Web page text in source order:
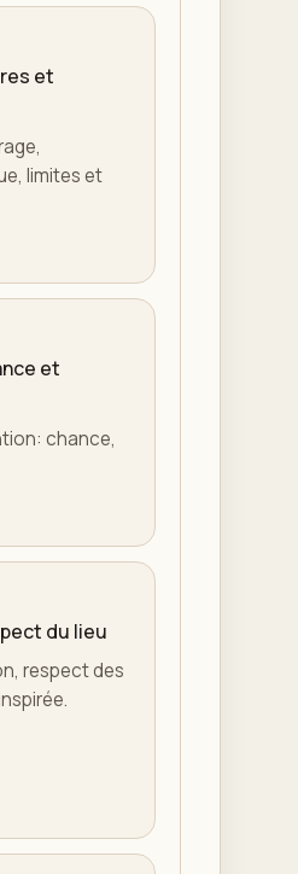
et
limites et
et
chance,
du lieu
respect des